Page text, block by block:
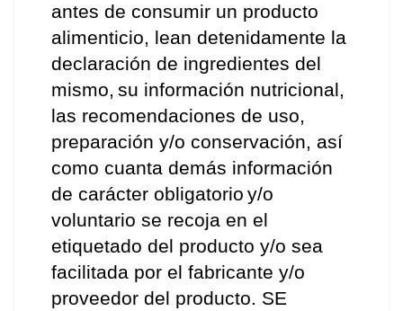
antes de consumir un producto
alimenticio, lean detenidamente la
declaración de ingredientes del
mismo, su información nutricional,
las recomendaciones de uso,
preparación y/o conservación, así
como cuanta demás información
de carácter obligatorio y/o
voluntario se recoja en el
etiquetado del producto y/o sea
facilitada por el fabricante y/o
proveedor del producto. SE